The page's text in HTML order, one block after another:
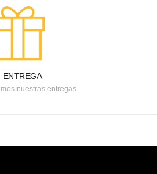
ENTREGA
nuestras entregas